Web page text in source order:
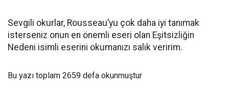
Sevgili okurlar, Rousseau’yu çok daha iyi tanımak
isterseniz onun en önemli eseri olan Eşitsizliğin
Nedeni isimli eserini okumanızı salık veririm.
Bu yazı toplam 2659 defa okunmuştur